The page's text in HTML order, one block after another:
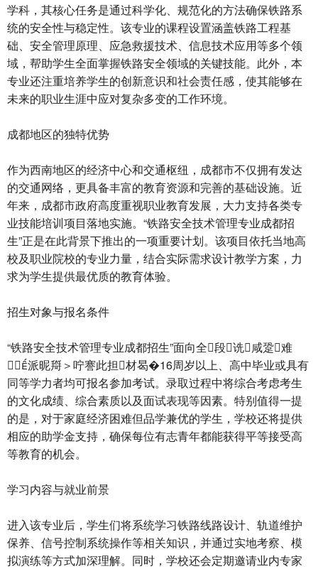
学科，其核心任务是通过科学化、规范化的方法确保铁路系
统的安全性与稳定性。该专业的课程设置涵盖铁路工程基
础、安全管理原理、应急救援技术、信息技术应用等多个领
域，帮助学生全面掌握铁路安全领域的关键技能。此外，本
专业还注重培养学生的创新意识和社会责任感，使其能够在
未来的职业生涯中应对复杂多变的工作环境。
成都地区的独特优势
作为西南地区的经济中心和交通枢纽，成都市不仅拥有发达
的交通网络，更具备丰富的教育资源和完善的基础设施。近
年来，成都市政府高度重视职业教育发展，大力支持各类专
业技能培训项目落地实施。“铁路安全技术管理专业成都招
生”正是在此背景下推出的一项重要计划。该项目依托当地高
校及职业院校的专业力量，结合实际需求设计教学方案，力
求为学生提供最优质的教育体验。
招生对象与报名条件
“铁路安全技术管理专业成都招生”面向全段诜咸跫难
派昵搿＞咛謇此担材曷�16周岁以上、高中毕业或具有
同等学力者均可报名参加考试。录取过程中将综合考虑考生
的文化成绩、综合素质以及面试表现等因素。特别值得一提
的是，对于家庭经济困难但品学兼优的学生，学校还将提供
相应的助学金支持，确保每位有志青年都能获得平等接受高
等教育的机会。
学习内容与就业前景
进入该专业后，学生们将系统学习铁路线路设计、轨道维护
保养、信号控制系统操作等相关知识，并通过实地考察、模
拟演练等方式加深理解。同时，学校还会定期邀请业内专家